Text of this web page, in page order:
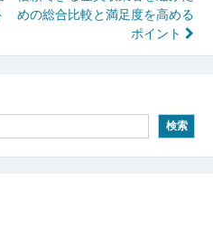
めの総合比較と満足度を高める
ポイント
検索